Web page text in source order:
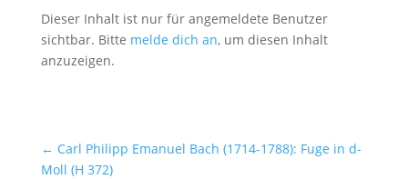
Dieser Inhalt ist nur für angemeldete Benutzer
sichtbar. Bitte melde dich an, um diesen Inhalt
anzuzeigen.
← Carl Philipp Emanuel Bach (1714-1788): Fuge in d-
Moll (H 372)